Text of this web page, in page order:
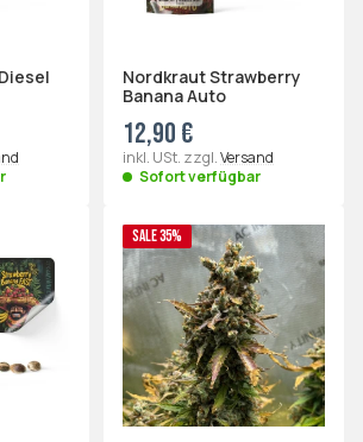
Nordkraut Strawberry
Banana Auto
12,90 €
inkl. USt. zzgl.Versand
Sofort verfügbar
SALE 35%